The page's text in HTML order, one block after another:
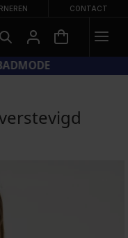
CONTACT
BADMODE